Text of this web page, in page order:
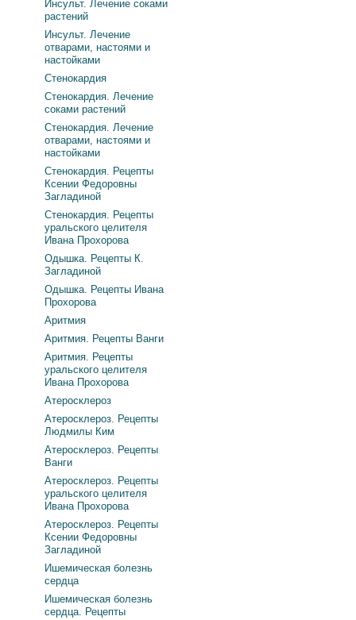
Инсульт. Лечение соками
растений
Инсульт. Лечение
отварами, настоями и
настойками
Стенокардия
Стенокардия. Лечение
соками растений
Стенокардия. Лечение
отварами, настоями и
настойками
Стенокардия. Рецепты
Ксении Федоровны
Загладиной
Стенокардия. Рецепты
уральского целителя
Ивана Прохорова
Одышка. Рецепты К.
Загладиной
Одышка. Рецепты Ивана
Прохорова
Аритмия
Аритмия. Рецепты Ванги
Аритмия. Рецепты
уральского целителя
Ивана Прохорова
Атеросклероз
Атеросклероз. Рецепты
Людмилы Ким
Атеросклероз. Рецепты
Ванги
Атеросклероз. Рецепты
уральского целителя
Ивана Прохорова
Атеросклероз. Рецепты
Ксении Федоровны
Загладиной
Ишемическая болезнь
сердца
Ишемическая болезнь
сердца. Рецепты